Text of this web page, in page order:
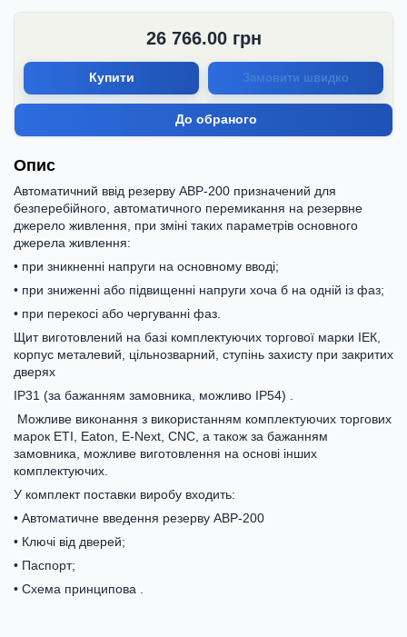
26 766.00грн
Купити Замовити швидко
До обраного
Опис
Автоматичний ввід резерву АВР-200 призначений для
безперебійного, автоматичного перемикання на резервне
джерело живлення, при зміні таких параметрів основного
джерела живлення:
• при зникненні напруги на основному вводі;
• при зниженні або підвищенні напруги хоча б на одній із фаз;
• при перекосі або чергуванні фаз.
Щит виготовлений на базі комплектуючих торгової марки ІЕК,
корпус металевий, цільнозварний, ступінь захисту при закритих
дверях
IP31 (за бажанням замовника, можливо IP54) .
Можливе виконання з використанням комплектуючих торгових
марок ЕТІ, Eaton, E-Next, CNC, а також за бажанням
замовника, можливе виготовлення на основі інших
комплектуючих.
У комплект поставки виробу входить:
• Автоматичне введення резерву АВР-200
• Ключі від дверей;
• Паспорт;
• Схема принципова .